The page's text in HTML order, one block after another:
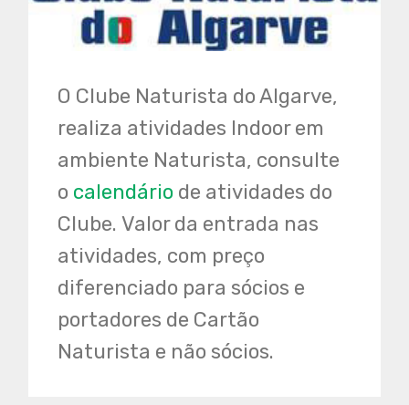
O Clube Naturista do Algarve,
realiza atividades Indoor em
ambiente Naturista, consulte
o calendário de atividades do
Clube. Valor da entrada nas
atividades, com preço
diferenciado para sócios e
portadores de Cartão
Naturista e não sócios.